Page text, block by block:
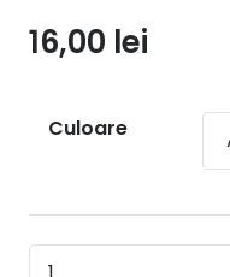
16,00 lei
Culoare
Cantitate